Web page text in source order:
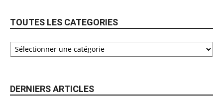
TOUTES LES CATEGORIES
DERNIERS ARTICLES